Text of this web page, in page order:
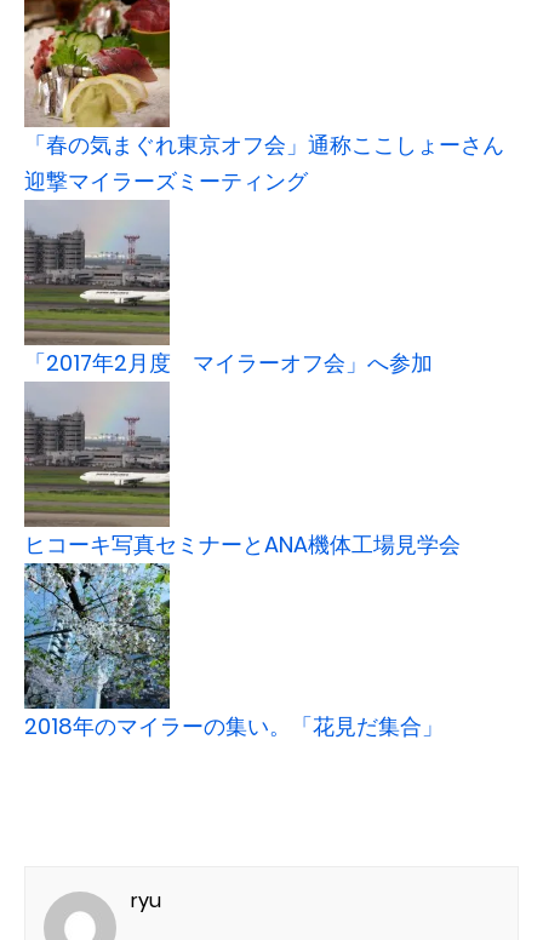
「春の気まぐれ東京オフ会」通称ここしょーさん
迎撃マイラーズミーティング
「2017年2月度 マイラーオフ会」へ参加
ヒコーキ写真セミナーとANA機体工場見学会
2018年のマイラーの集い。「花見だ集合」
ryu